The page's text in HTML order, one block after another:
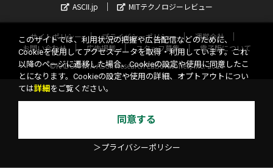
ASCII.jp
MITテクノロジーレビュー
サイトポリシー プライバシーポリシー
運営会社
お問い合わせ
広告掲載 スタッフ募集
電子版について
©KADOKAWA ASCII Research Laboratories, Inc. 2026
このサイトでは、利用状況の把握や広告配信などのために、
Cookieを使用してアクセスデータを取得・利用しています。これ
以降のページに遷移した場合、Cookieの設定や使用に同意したこ
とになります。Cookieの設定や使用の詳細、オプトアウトについ
ては詳細 をご覧ください。
同意する
＞プライバシーポリシー